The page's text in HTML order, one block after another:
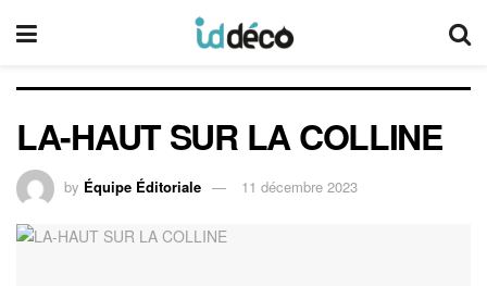
LA-HAUT SUR LA COLLINE
by Équipe Éditoriale 11 décembre 2023